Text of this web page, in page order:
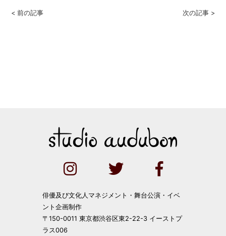
< 前の記事 次の記事 >
俳優及び文化人マネジメント・舞台公演・イベ
ント企画制作
〒150-0011 東京都渋谷区東2-22-3 イーストプ
ラス006